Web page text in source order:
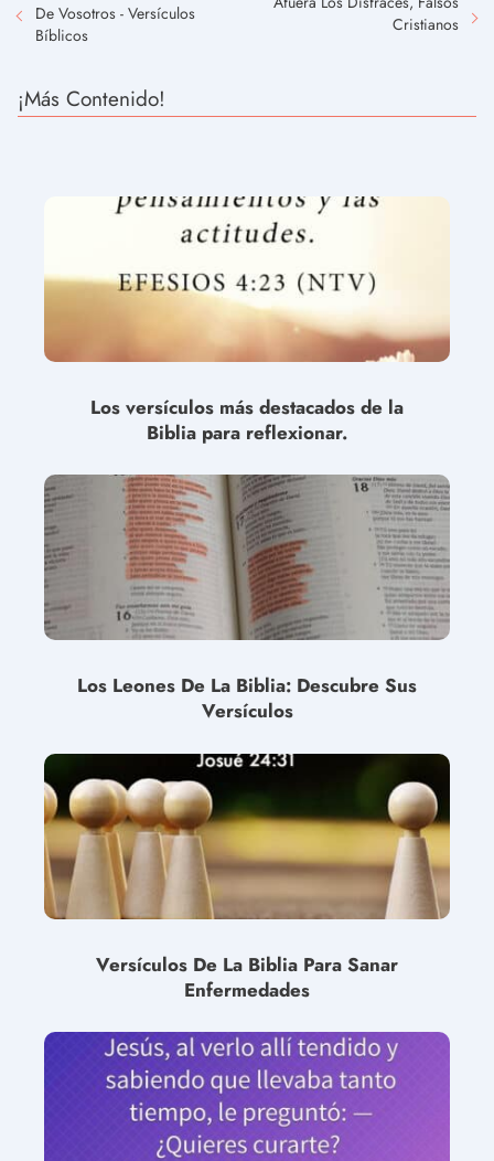
De Vosotros - Versículos
Bíblicos
Cristianos
¡Más Contenido!
Los versículos más destacados de la
Biblia para reflexionar.
Los Leones De La Biblia: Descubre Sus
Versículos
Versículos De La Biblia Para Sanar
Enfermedades